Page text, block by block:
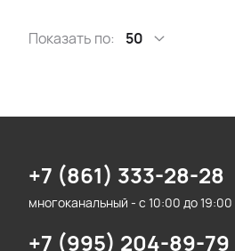
Показать по: 50
+7 (861) 333-28-28
многоканальный - с 10:00 до 19:00
+7 (995) 204-89-79